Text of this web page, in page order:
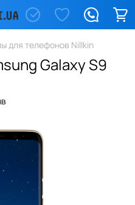
для телефонов Nillkin
Galaxy S9